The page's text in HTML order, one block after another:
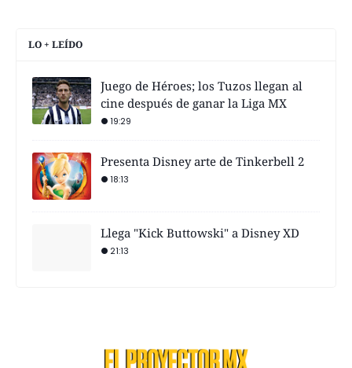
LO + LEÍDO
Juego de Héroes; los Tuzos llegan al
cine después de ganar la Liga MX
19:29
Presenta Disney arte de Tinkerbell 2
18:13
Llega "Kick Buttowski" a Disney XD
21:13